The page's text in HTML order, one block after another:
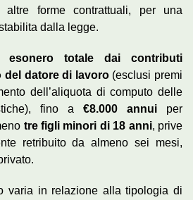
altre forme contrattuali, per una
dalla legge.
esonero totale dai contributi
del datore di lavoro(esclusi premi
dell’aliquota di computo delle
fino a €8.000 annui per
tre figli minori di 18 anni, prive
retribuito da almeno sei mesi,
varia in relazione alla tipologia di